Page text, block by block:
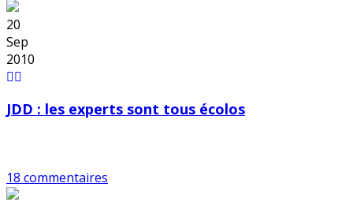
20
Sep
2010
JDD : les experts sont tous écolos
18 commentaires